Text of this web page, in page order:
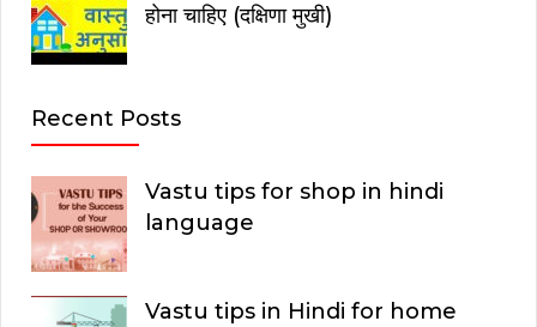
होना चाहिए (दक्षिणा मुखी)
Recent Posts
Vastu tips for shop in hindi
language
Vastu tips in Hindi for home